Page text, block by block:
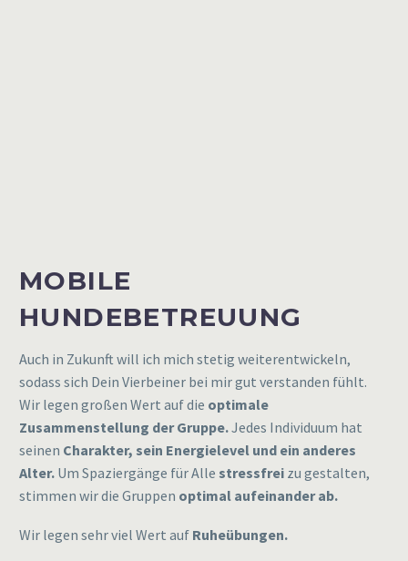
MOBILE
HUNDEBETREUUNG
Auch in Zukunft will ich mich stetig weiterentwickeln,
sodass sich Dein Vierbeiner bei mir gut verstanden fühlt.
Wir legen großen Wert auf die optimale
Zusammenstellung der Gruppe.Jedes Individuum hat
seinen Charakter, sein Energielevel und ein anderes
Alter. Um Spaziergänge für Alle stressfrei zu gestalten,
stimmen wir die Gruppen optimal aufeinander ab.
Wir legen sehr viel Wert auf Ruheübungen.